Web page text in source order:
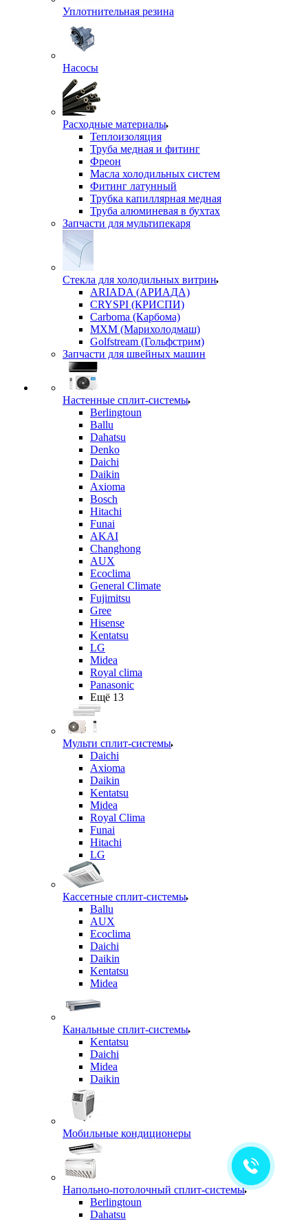
Уплотнительная резина
Насосы
Расходные материалы
Теплоизоляция
Труба медная и фитинг
Фреон
Масла холодильных систем
Фитинг латунный
Трубка капиллярная медная
Труба алюминевая в бухтах
Запчасти для мультипекаря
Стекла для холодильных витрин
ARIADA (АРИАДА)
CRYSPI (КРИСПИ)
Carboma (Карбома)
MXM (Марихолодмаш)
Golfstream (Гольфстрим)
Запчасти для швейных машин
Настенные сплит-системы
Berlingtoun
Ballu
Dahatsu
Denko
Daichi
Daikin
Axioma
Bosch
Hitachi
Funai
AKAI
Changhong
AUX
Ecoclima
General Climate
Fujimitsu
Gree
Hisense
Kentatsu
LG
Midea
Royal clima
Panasonic
Ещё 13
Мульти сплит-системы
Daichi
Axioma
Daikin
Kentatsu
Midea
Royal Clima
Funai
Hitachi
LG
Кассетные сплит-системы
Ballu
AUX
Ecoclima
Daichi
Daikin
Kentatsu
Midea
Канальные сплит-системы
Kentatsu
Daichi
Midea
Daikin
Мобильные кондиционеры
Напольно-потолочный сплит-системы
Berlingtoun
Dahatsu